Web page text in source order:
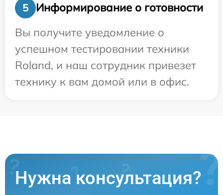
5
Информирование о готовности
Вы получите уведомление о
успешном тестировании техники
Roland, и наш сотрудник привезет
технику к вам домой или в офис.
Нужна консультация?